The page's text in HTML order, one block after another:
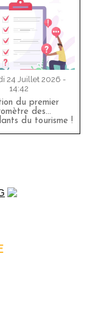
24 Juillet 2026 -
14:42
du premier
des…
du tourisme !